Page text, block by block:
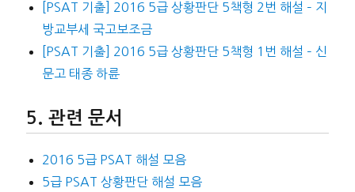
[PSAT 기출] 2016 5급 상황판단 5책형 2번 해설 – 지
방교부세 국고보조금
[PSAT 기출] 2016 5급 상황판단 5책형 1번 해설 – 신
문고 태종 하륜
관련 문서
2016 5급 PSAT 해설 모음
5급 PSAT 상황판단 해설 모음